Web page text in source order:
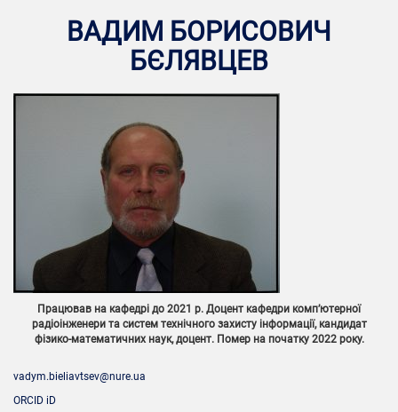
ВАДИМ БОРИСОВИЧ
БЄЛЯВЦЕВ
Працював на кафедрі до 2021 р. Доцент кафедри комп’ютерної
радіоінженери та систем технічного захисту інформації, кандидат
фізико-математичних наук, доцент. Помер на початку 2022 року.
vadym.bieliavtsev@nure.ua
ORCID iD